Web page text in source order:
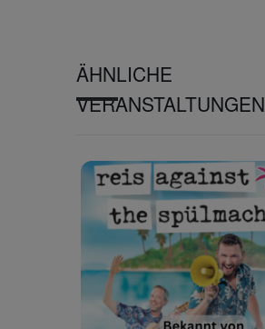
ÄHNLICHE
VERANSTALTUNGEN